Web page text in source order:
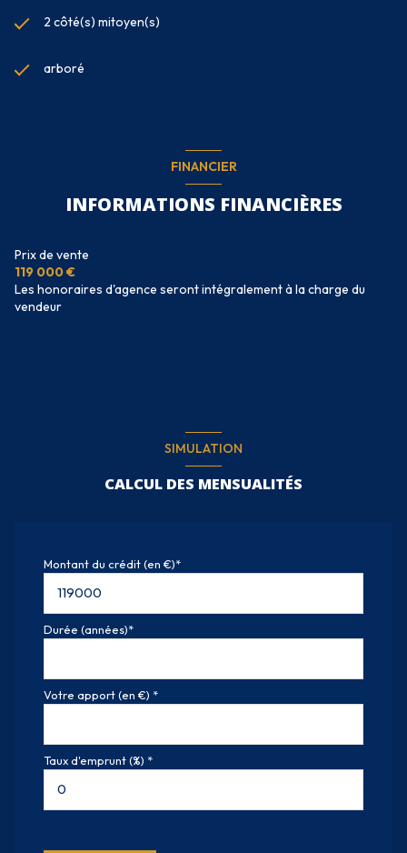
2 côté(s) mitoyen(s)
arboré
FINANCIER
INFORMATIONS FINANCIÈRES
Prix de vente
119 000 €
Les honoraires d'agence seront intégralement à la charge du
vendeur
SIMULATION
CALCUL DES MENSUALITÉS
Montant du crédit (en €)*
Durée (années)*
Votre apport (en €) *
Taux d'emprunt (%) *